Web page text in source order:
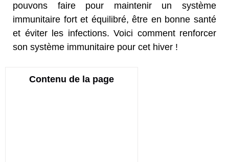
pouvons faire pour maintenir un système
immunitaire fort et équilibré, être en bonne santé
et éviter les infections. Voici comment renforcer
son système immunitaire pour cet hiver !
Contenu de la page